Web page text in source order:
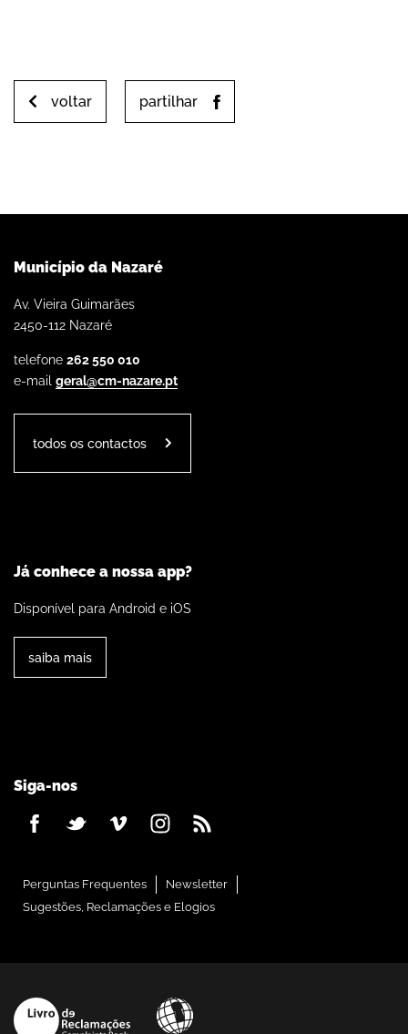
voltar partilhar
Município da Nazaré
Av. Vieira Guimarães
2450-112 Nazaré
telefone 262 550 010
e-mail geral@cm-nazare.pt
todos os contactos
Já conhece a nossa app?
Disponível para Android e iOS
saiba mais
Siga-nos
Perguntas Frequentes
Newsletter
Sugestões, Reclamações e Elogios